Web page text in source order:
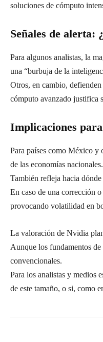
soluciones de cómputo
Señales de alerta:
Para algunos analistas, la
una “burbuja de la
Otros, en cambio,
cómputo avanzado justifica
Implicaciones
Para países como México y
de las economías nacionales.
También refleja hacia
En caso de una corrección
provocando volatilidad en
La valoración de Nvidia
Aunque los fundamentos
convencionales.
Para los analistas y medios
de este tamaño, o si, como